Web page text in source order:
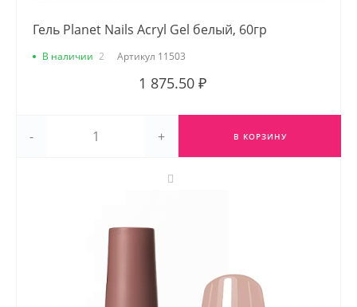
Гель Planet Nails Acryl Gel белый, 60гр
В наличии 2 Артикул 11503
1 875.50 ₽
- + В КОРЗИНУ